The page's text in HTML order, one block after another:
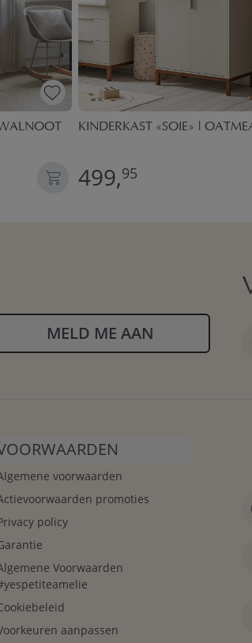
KINDERKAST «SOIE» |
499,95
MELD ME AAN
voorwaarden
promoties
policy
Voorwaarden
aanpassen